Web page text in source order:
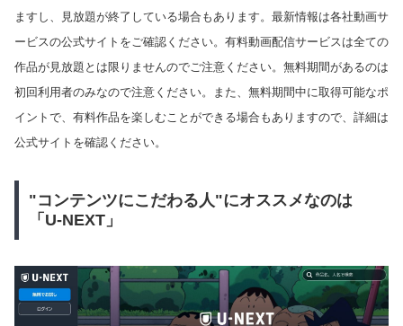
ますし、見放題が終了している場合もあります。最新情報は各社動画サ
ービスの公式サイトをご確認ください。有料動画配信サービスは全ての
作品が見放題とは限りませんのでご注意ください。無料期間があるのは
初回利用者のみなので注意ください。また、無料期間中に取得可能なポ
イントで、有料作品を楽しむことができる場合もありますので、詳細は
公式サイトを確認ください。
"コンテンツにこだわる人"にオススメなのは
「U-NEXT」